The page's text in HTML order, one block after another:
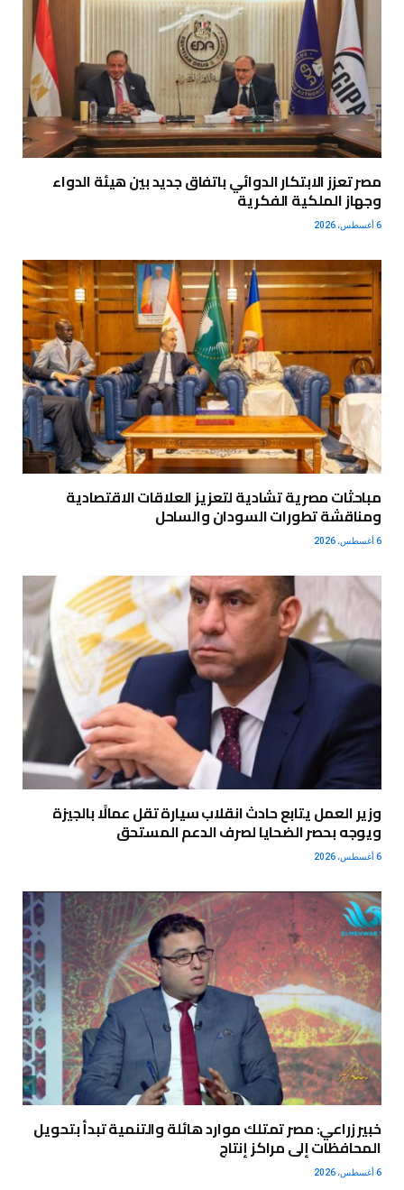
مصر تعزز الابتكار الدوائي باتفاق جديد بين هيئة الدواء
وجهاز الملكية الفكرية
6 أغسطس، 2026
مباحثات مصرية تشادية لتعزيز العلاقات الاقتصادية
ومناقشة تطورات السودان والساحل
6 أغسطس، 2026
وزير العمل يتابع حادث انقلاب سيارة تقل عمالًا بالجيزة
ويوجه بحصر الضحايا لصرف الدعم المستحق
6 أغسطس، 2026
خبير زراعي: مصر تمتلك موارد هائلة والتنمية تبدأ بتحويل
المحافظات إلى مراكز إنتاج
6 أغسطس، 2026